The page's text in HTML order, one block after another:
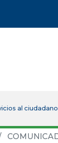
al ciudadano